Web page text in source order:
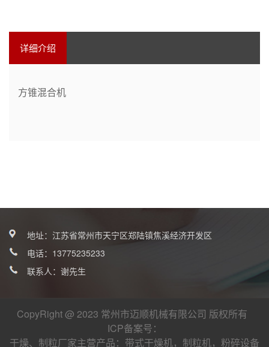
详细介绍
方锥混合机
地址：江苏省常州市天宁区郑陆镇焦溪经济开发区
电话： 13775235233
联系人：谢先生
CopyRight @ 2023 常州市迈顺机械有限公司 版权所有
ICP备案号：
干燥、制粒厂家主营产品： 带式干燥机， 制粒机， 粉碎设备